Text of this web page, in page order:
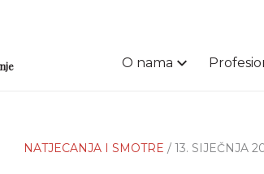
O nama
NATJECANJA I SMOTRE / 13. SIJEČNJA